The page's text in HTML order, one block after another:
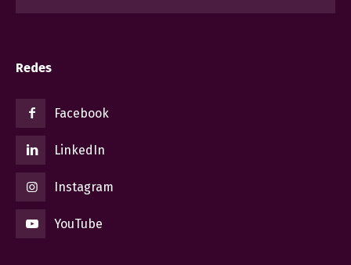
Redes
Facebook
LinkedIn
Instagram
YouTube